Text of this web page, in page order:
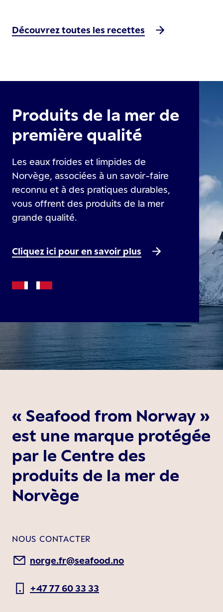
Découvrez toutes les recettes
Produits de la mer de
première qualité
Les eaux froides et limpides de
Norvège, associées à un savoir-faire
reconnu et à des pratiques durables,
vous offrent des produits de la mer
grande qualité.
Cliquez ici pour en savoir plus
« Seafood from Norway »
est une marque protégée
par le Centre des
produits de la mer de
Norvège
NOUS CONTACTER
norge.fr@seafood.no
+47 77 60 33 33